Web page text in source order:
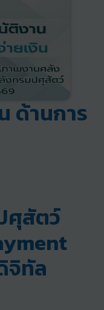
ด้านการ
ศุสัตว์
จิทัล